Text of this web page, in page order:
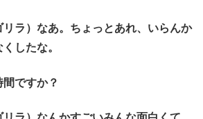
リラ）なあ。ちょっとあれ、いらんか
したな。
間ですか？